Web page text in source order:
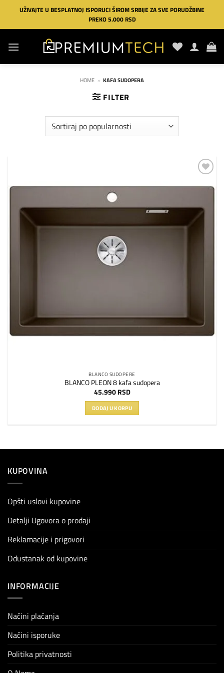
Preskoči
sadržaj
UŽIVAJTE U BESPLATNOJ ISPORUCI ŠIROM SRBIJE ZA SVE PORUDŽBINE
PREKO 5.000 RSD
HOME » KAFA SUDOPERA
FILTER
na
BLANCO SUDOPERE
BLANCO PLEON 8 kafa sudopera
45.990 RSD
DODAJ U KORPU
KUPOVINA
Opšti uslovi kupovine
Detalji Ugovora o prodaji
Reklamacije i prigovori
Odustanak od kupovine
INFORMACIJE
Načini plaćanja
Načini isporuke
Politika privatnosti